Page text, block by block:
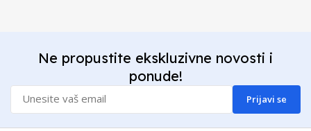
Ne propustite ekskluzivne novosti i
ponude!
Prijavi se